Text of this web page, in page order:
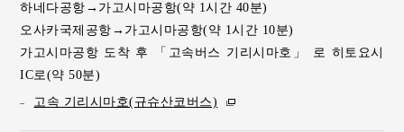
하네다공항→가고시마공항(약 1시간 40분)
오사카국제공항→가고시마공항(약 1시간 10분)
가고시마공항 도착 후 「고속버스 기리시마호」 로 히토요시
IC로(약 50분)
고속 기리시마호(규슈산코버스)